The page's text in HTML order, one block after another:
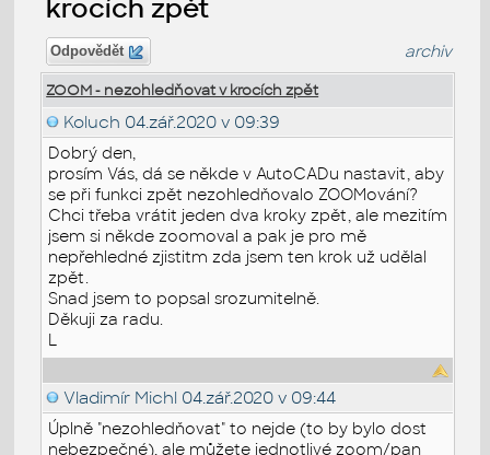
krocích zpět
Odpovědět archiv
ZOOM - nezohledňovat v krocích zpět
Koluch 04.zář.2020 v 09:39
Dobrý den,
prosím Vás, dá se někde v AutoCADu nastavit, aby
se při funkci zpět nezohledňovalo ZOOMování?
Chci třeba vrátit jeden dva kroky zpět, ale mezitím
jsem si někde zoomoval a pak je pro mě
nepřehledné zjistitm zda jsem ten krok už udělal
zpět.
Snad jsem to popsal srozumitelně.
Děkuji za radu.
L
Vladimír Michl 04.zář.2020 v 09:44
Úplně "nezohledňovat" to nejde (to by bylo dost
nebezpečné), ale můžete jednotlivé zoom/pan